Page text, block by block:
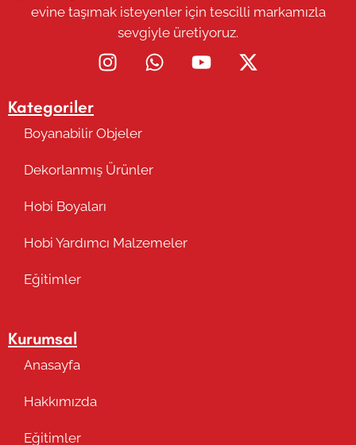
evine taşımak isteyenler için tescilli markamızla
sevgiyle üretiyoruz.
Kategoriler
Boyanabilir Objeler
Dekorlanmış Ürünler
Hobi Boyaları
Hobi Yardımcı Malzemeler
Eğitimler
Kurumsal
Anasayfa
Hakkımızda
Eğitimler